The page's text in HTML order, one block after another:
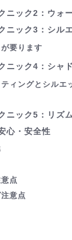
ニック2： ウォ
ニック3： シル
要ります
ニック4： シャ
ィングとシルエ
ニック5： リズ
心・安全性
点
意点